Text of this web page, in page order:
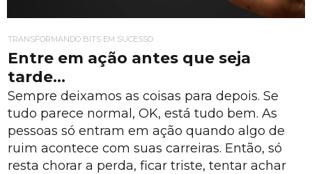
TRANSFORMANDO BITS EM SUCESSO
Entre em ação antes que seja
tarde…
Sempre deixamos as coisas para depois. Se
tudo parece normal, OK, está tudo bem. As
pessoas só entram em ação quando algo de
ruim acontece com suas carreiras. Então, só
resta chorar a perda, ficar triste, tentar achar